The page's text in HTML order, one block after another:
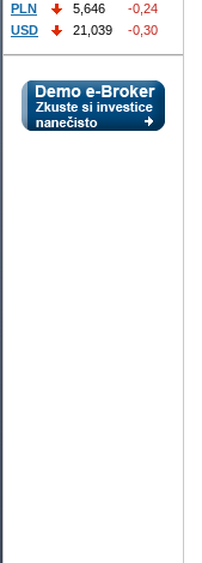
PLN
5,646
-0,24
USD
21,039 -0,30